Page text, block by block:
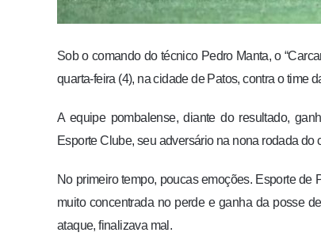
Sob o comando do técnico Pedro Manta, o
quarta-feira (4), na cidade de Patos, contra o time
A equipe pombalense, diante do resultado,
Esporte Clube, seu adversário na nona rodada
No primeiro tempo, poucas emoções. Esporte de
muito concentrada no perde e ganha da posse
ataque, finalizava mal.